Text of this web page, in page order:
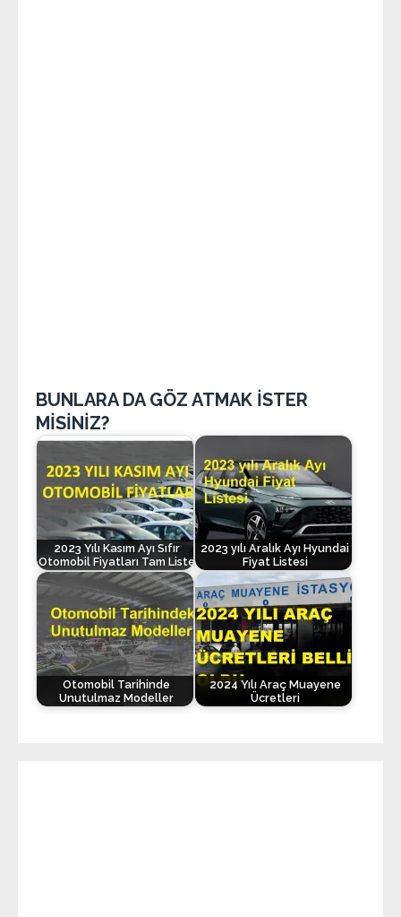
BUNLARA DA GÖZ ATMAK İSTER
MİSİNİZ?
2023 Yılı Kasım Ayı Sıfır
Otomobil Fiyatları Tam Liste
2023 yılı Aralık Ayı Hyundai
Fiyat Listesi
Otomobil Tarihinde
Unutulmaz Modeller
2024 Yılı Araç Muayene
Ücretleri